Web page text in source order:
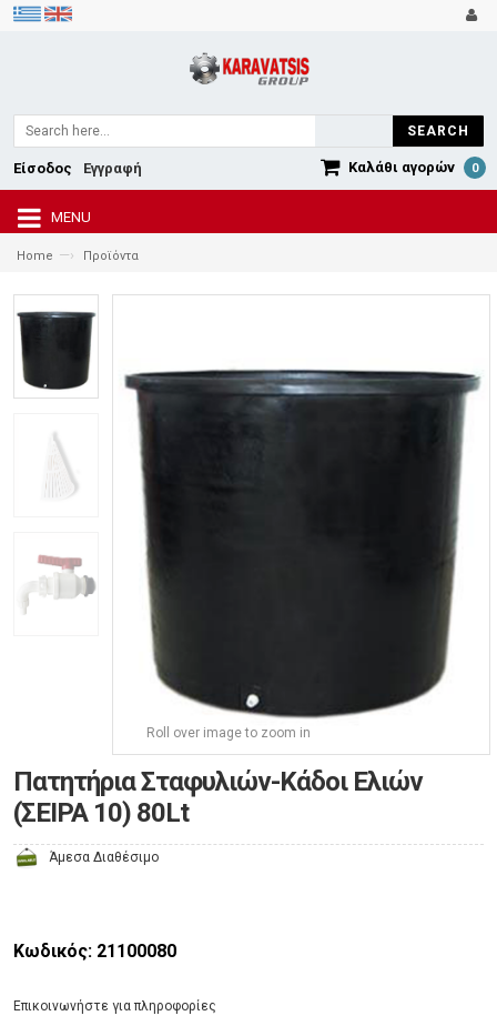
SEARCH
Καλάθι αγορών 0
Εγγραφή
Είσοδος
MENU
Home —› Προϊόντα
Roll over image to zoom in
Πατητήρια Σταφυλιών-Κάδοι Ελιών
(ΣΕΙΡΑ 10) 80Lt
Άμεσα Διαθέσιμο
Κωδικός: 21100080
Eπικοινωνήστε για πληροφορίες